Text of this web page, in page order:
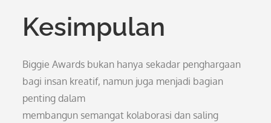
Kesimpulan
Biggie Awards bukan hanya sekadar penghargaan
bagi insan kreatif, namun juga menjadi bagian
penting dalam
membangun semangat kolaborasi dan saling